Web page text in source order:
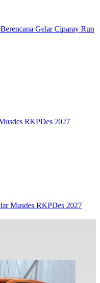
Gelar Ciparay Run
RKPDes 2027
Musdes RKPDes 2027